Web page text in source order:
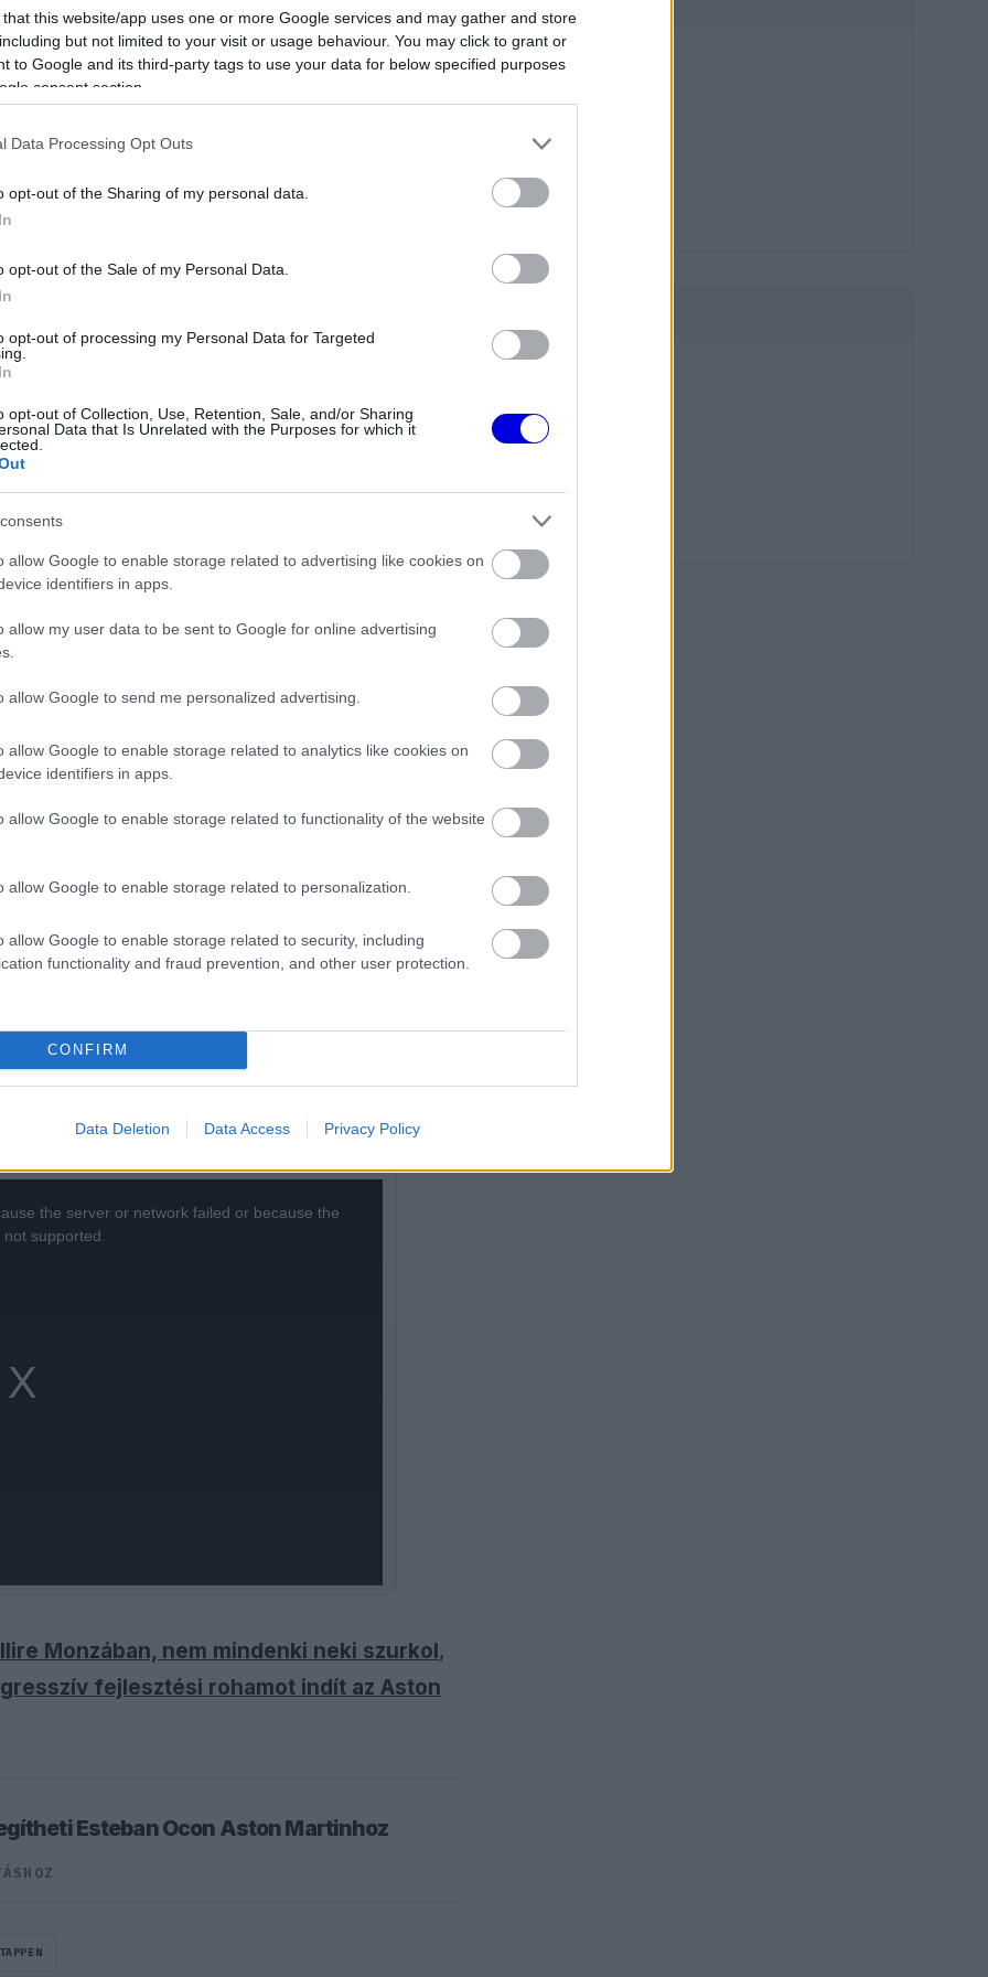
that this website/app uses one or more Google services and may gather and store
but not limited to your visit or usage behaviour. You may click to grant or
to Google and its third-party tags to use your data for below specified purposes
consent section.
Data Processing Opt Outs
opt-out of the Sharing of my personal data.
opt-out of the Sale of my Personal Data.
opt-out of processing my Personal Data for Targeted
opt-out of Collection, Use, Retention, Sale, and/or Sharing
Data that Is Unrelated with the Purposes for which it
allow Google to enable storage related to advertising like cookies on
identifiers in apps.
allow my user data to be sent to Google for online advertising
allow Google to send me personalized advertising.
allow Google to enable storage related to analytics like cookies on
identifiers in apps.
allow Google to enable storage related to functionality of the website
allow Google to enable storage related to personalization.
allow Google to enable storage related to security, including
functionality and fraud prevention, and other user protection.
CONFIRM
Data Deletion Data Access Privacy Policy
Video
Player
not supported.
egyszer szeretném is megnyerni,
és maga a Dakar is rendkívül vonzó
ben, a megbízhatósági vb-n és a ralin is,
éppen ezért vonz ez a feladat” –
fejlesztési
az Aston Martin
FORMA-1
köthet ki Max Verstappen
volt számomra, amelyben már volt
megteszem, különösen akkor, ha egy nap
the server or network failed or because the
supported.
Monzában, nem mindenki neki szurkol,
fejlesztési rohamot indít az Aston
Esteban Ocon Aston Martinhoz